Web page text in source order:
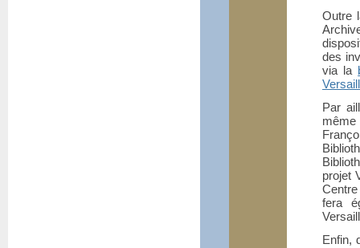
Outre
des
via la
Par
même
projet
fera
Enfin,